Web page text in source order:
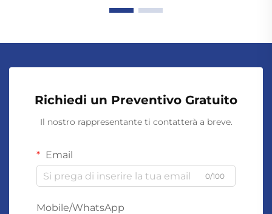
Richiedi un Preventivo Gratuito
Il nostro rappresentante ti contatterà a breve.
Email
0/100
Mobile/WhatsApp